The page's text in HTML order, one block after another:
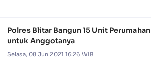
Polres Blitar Bangun 15 Unit Perumahan
untuk Anggotanya
Selasa, 08 Jun 2021 16:26 WIB